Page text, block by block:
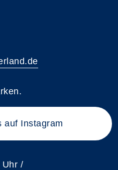
auf Instagram
Uhr /